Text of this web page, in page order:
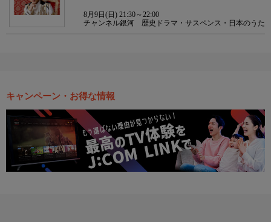
8月9日(日) 21:30～22:00
チャンネル銀河 歴史ドラマ・サスペンス・日本のうた
キャンペーン・お得な情報